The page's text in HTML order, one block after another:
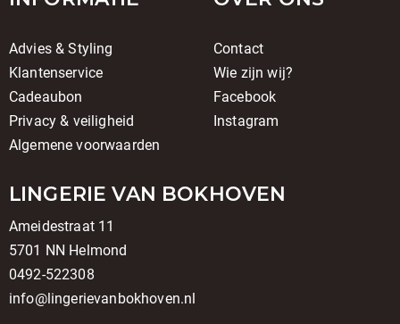
Advies & Styling
Klantenservice
Cadeaubon
Privacy & veiligheid
Algemene voorwaarden
Contact
Wie zijn wij?
Facebook
Instagram
LINGERIE VAN BOKHOVEN
Ameidestraat 11
5701 NN Helmond
0492-522308
info@lingerievanbokhoven.nl